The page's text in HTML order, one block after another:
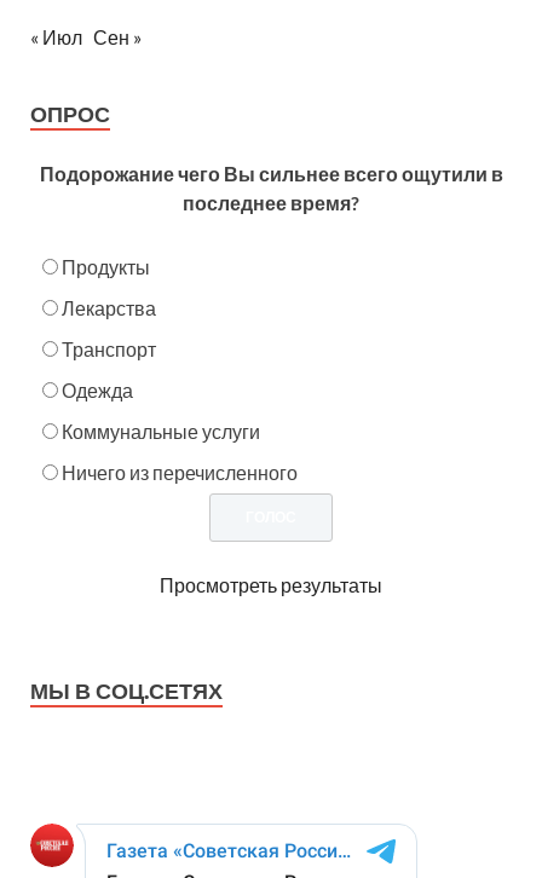
« Июл Сен »
ОПРОС
Подорожание чего Вы сильнее всего ощутили в
последнее время?
Продукты
Лекарства
Транспорт
Одежда
Коммунальные услуги
Ничего из перечисленного
Просмотреть результаты
МЫ В СОЦ.СЕТЯХ